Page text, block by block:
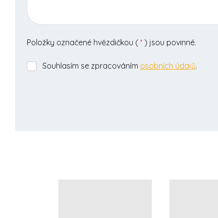
Položky označené hvězdičkou ( * ) jsou povinné.
Souhlasím
Souhlasím se zpracováním osobních údajů.